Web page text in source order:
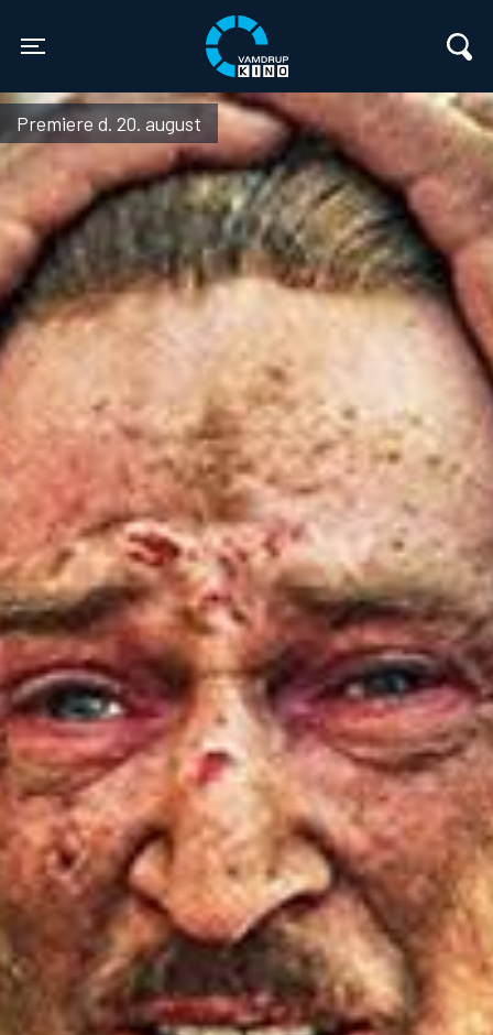
Vamdrup Kino
Premiere d. 20. august